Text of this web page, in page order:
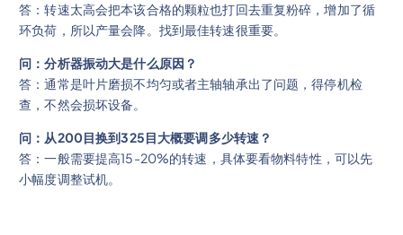
答：转速太高会把本该合格的颗粒也打回去重复粉碎，增加了循
环负荷，所以产量会降。找到最佳转速很重要。
问：分析器振动大是什么原因？
答：通常是叶片磨损不均匀或者主轴轴承出了问题，得停机检
查，不然会损坏设备。
问：从200目换到325目大概要调多少转速？
答：一般需要提高15-20%的转速，具体要看物料特性，可以先
小幅度调整试机。